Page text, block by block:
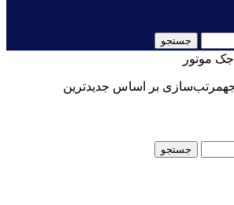
جستجو
جک موتور
مرتب‌سازی بر اساس جدیدترین
جستجو